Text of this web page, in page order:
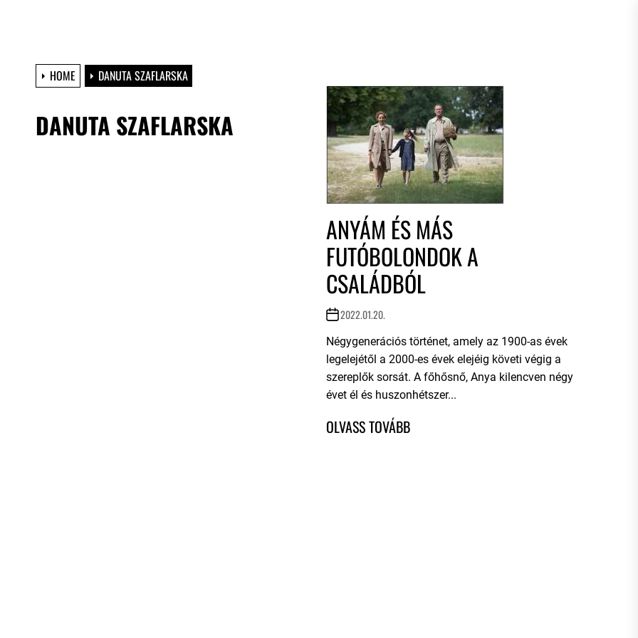
HOME DANUTA SZAFLARSKA
DANUTA SZAFLARSKA
ANYÁM ÉS MÁS
FUTÓBOLONDOK A
CSALÁDBÓL
2022.01.20.
Négygenerációs történet, amely az 1900-as évek
legelejétől a 2000-es évek elejéig követi végig a
szereplők sorsát. A főhősnő, Anya kilencven négy
évet él és huszonhétszer...